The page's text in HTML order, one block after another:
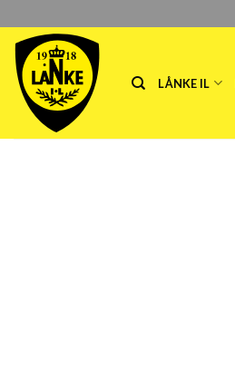
to
content
LÅNKE IL